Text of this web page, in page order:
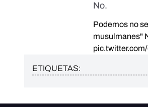
No.
Podemos no
musulmanes"
ETIQUETAS: